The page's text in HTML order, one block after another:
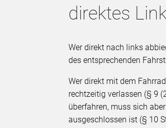
direktes
Wer direkt nach links
des entsprechenden
Wer direkt mit dem
rechtzeitig verlassen (§ 9
überfahren, muss sich
ausgeschlossen ist (§ 10